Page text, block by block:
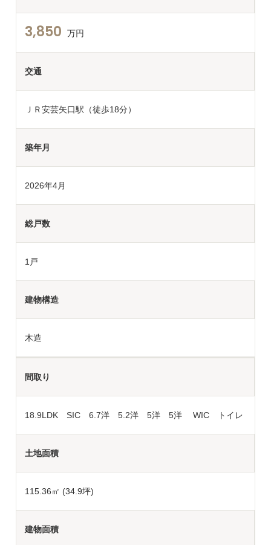
3,850 万円
交通
ＪＲ安芸矢口駅（徒歩18分）
築年月
2026年4月
総戸数
1戸
建物構造
木造
間取り
18.9LDK SIC 6.7洋 5.2洋 5洋 5洋 WIC トイレ
土地面積
115.36㎡ (34.9坪)
建物面積